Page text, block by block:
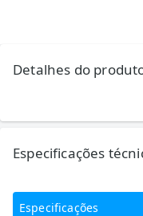
Detalhes do
Especificações
Especificações